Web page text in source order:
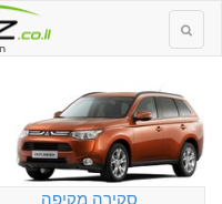
סקירה מקיפה